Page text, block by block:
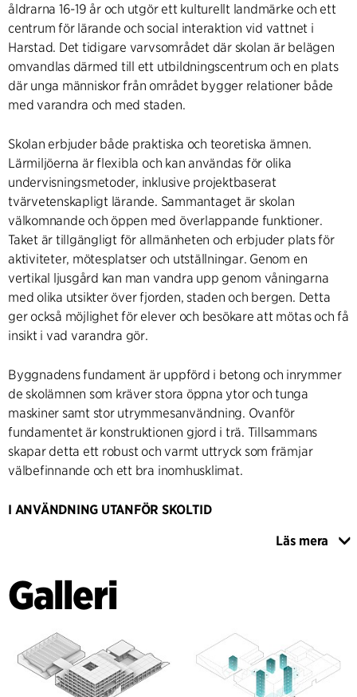
åldrarna 16-19 år och utgör ett kulturellt landmärke och ett
centrum för lärande och social interaktion vid vattnet i
Harstad. Det tidigare varvsområdet där skolan är belägen
omvandlas därmed till ett utbildningscentrum och en plats
där unga människor från området bygger relationer både
med varandra och med staden.
Skolan erbjuder både praktiska och teoretiska ämnen.
Lärmiljöerna är flexibla och kan användas för olika
undervisningsmetoder, inklusive projektbaserat
tvärvetenskapligt lärande. Sammantaget är skolan
välkomnande och öppen med överlappande funktioner.
Taket är tillgängligt för allmänheten och erbjuder plats för
aktiviteter, mötesplatser och utställningar. Genom en
vertikal ljusgård kan man vandra upp genom våningarna
med olika utsikter över fjorden, staden och bergen. Detta
ger också möjlighet för elever och besökare att mötas och få
insikt i vad varandra gör.
Byggnadens fundament är uppförd i betong och inrymmer
de skolämnen som kräver stora öppna ytor och tunga
maskiner samt stor utrymmesanvändning. Ovanför
fundamentet är konstruktionen gjord i trä. Tillsammans
skapar detta ett robust och varmt uttryck som främjar
välbefinnande och ett bra inomhusklimat.
I ANVÄNDNING UTANFÖR SKOLTID
Skolan är en mötesplats för hela staden med tillgängliga
i dansstudior och föreläsningar i biblioteket. På kvällen
kommer skolans aktiviteter att lysa upp hamnen.
Utomhusområdena är utformade med fokus på den lokala
naturen och kustens karaktär. Hamnparken är en ny
mötesplats mellan staden och vattnet där man kan leka,
Läs mera
Galleri